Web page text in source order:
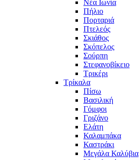
Νέα Ιωνία
Πήλιο
Πορταριά
Πτελεός
Σκιάθος
Σκόπελος
Σούρπη
Στεφανοβίκειο
Τρικέρι
Τρίκαλα
Πίσω
Βασιλική
Γόμφοι
Γριζάνο
Ελάτη
Καλαμπάκα
Καστράκι
Μεγάλα Καλύβια